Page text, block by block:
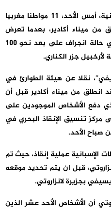
أنقذت فرق الإنقاذ البحري الإسبانية، أمس الأحد، 11 مواطنا مغربيا
ميناء أكادير، بعدما تعرض
لعطل ميكانيكي ووجد نفسه في حالة انجراف على بعد نحو 100
لأرخبيل جزر الكناري.
نقلا عن هيئة الطوارئ في
انطلق من ميناء أكادير قبل أن
دفع الأشخاص الموجودين على
مركز تنسيق الإنقاذ البحري في
صباح الأحد.
الإسبانية عملية إنقاذ، حيث تم
قبل ان يتم تحديد موقعه
بجزيرة لانزاروتي.
أن الأشخاص الأحد عشر الذين